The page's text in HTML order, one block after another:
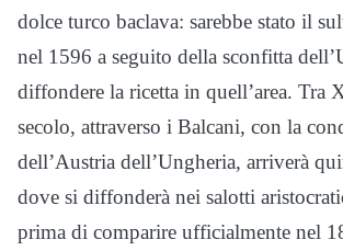
dolce turco baclava: sarebbe stato il
nel 1596 a seguito della sconfitta
diffondere la ricetta in quell’area. Tra
secolo, attraverso i Balcani, con la
dell’Austria dell’Ungheria, arriverà
dove si diffonderà nei salotti
prima di comparire ufficialmente nel